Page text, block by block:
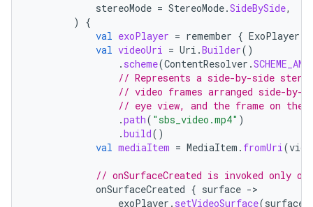
stereoMode = StereoMode.SideBySide,
)
{
val exoPlayer = remember { ExoPlayer
val videoUri = Uri .Builder()
. scheme(ContentResolver .
// Represents a side-by-side
// video frames arranged side-
// eye view, and the frame on
.path( "sbs_video.mp4" )
.build()
val mediaItem = MediaItem . fromUri (
// onSurfaceCreated is invoked only
onSurfaceCreated { surface -
exoPlayer . setVideoSurface(surface